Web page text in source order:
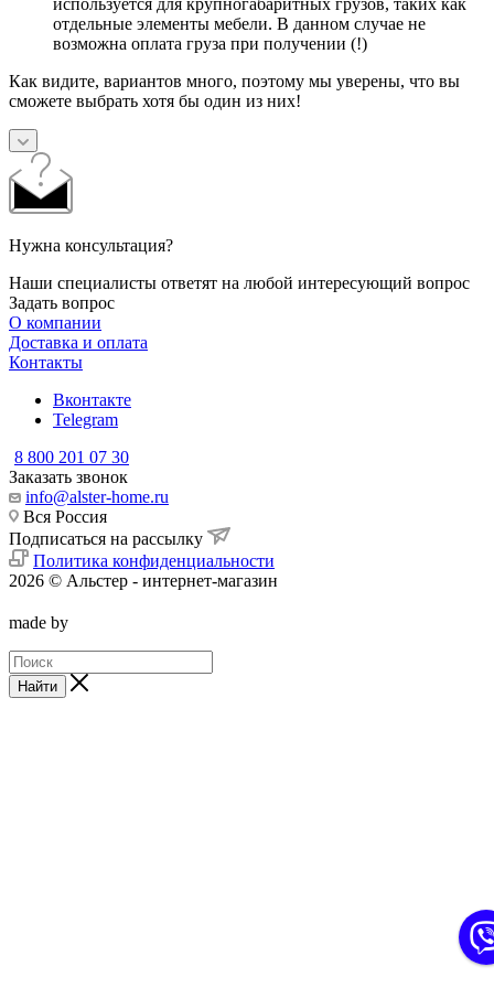
отдельные элементы мебели. В данном случае не
возможна оплата груза при получении (!)
Как видите, вариантов много, поэтому мы уверены, что вы
сможете выбрать хотя бы один из них!
Нужна консультация?
Наши специалисты ответят на любой интересующий вопрос
Задать вопрос
О компании
Доставка и оплата
Контакты
Вконтакте
Telegram
8 800 201 07 30
Заказать звонок
info@alster-home.ru
Вся Россия
Подписаться на рассылку
Политика конфиденциальности
2026 © Альстер - интернет-магазин
made by
Найти